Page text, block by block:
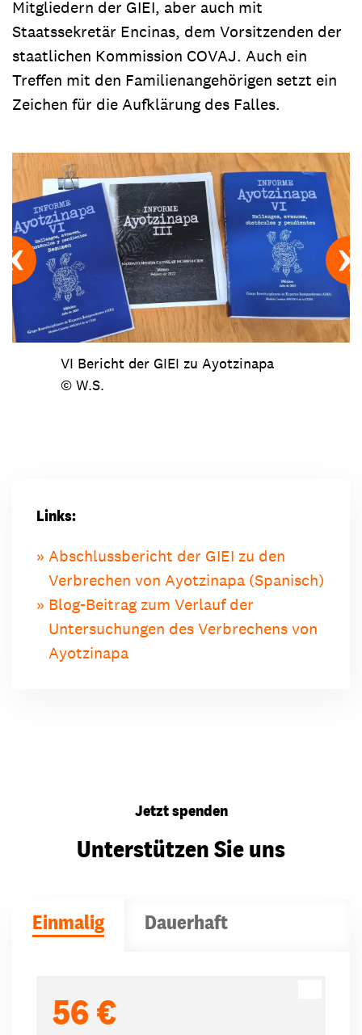
Mitgliedern der GIEI, aber auch mit
Staatssekretär Encinas, dem Vorsitzenden der
staatlichen Kommission COVAJ. Auch ein
Treffen mit den Familienangehörigen setzt ein
Zeichen für die Aufklärung des Falles.
VI Bericht der GIEI zu Ayotzinapa
© W.S.
Links:
Abschlussbericht der GIEI zu den
Verbrechen von Ayotzinapa (Spanisch)
Blog-Beitrag zum Verlauf der
Untersuchungen des Verbrechens von
Ayotzinapa
Jetzt spenden
Unterstützen Sie uns
Einmalig Dauerhaft
56 €